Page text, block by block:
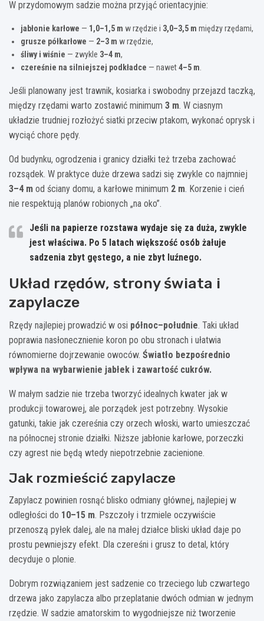
W przydomowym sadzie można przyjąć orientacyjnie:
jabłonie karłowe — 1,0–1,5 m w rzędzie i 3,0–3,5 m między rzędami,
grusze półkarłowe — 2–3 m w rzędzie,
śliwy i wiśnie — zwykle 3–4 m,
czereśnie na silniejszej podkładce — nawet4–5 m
Jeśli planowany jest trawnik, kosiarka i swobodny przejazd taczką,
między rzędami warto zostawić minimum 3 m. W ciasnym
układzie trudniej rozłożyć siatki przeciw ptakom, wykonać oprysk i
wyciąć chore pędy.
Od budynku, ogrodzenia i granicy działki też trzeba zachować
rozsądek. W praktyce duże drzewa sadzi się zwykle co najmniej
3–4 m od ściany domu, a karłowe minimum 2 m. Korzenie i cień
nie respektują planów robionych „na oko”.
Jeśli na papierze rozstawa wydaje się za duża, zwykle
jest właściwa. Po 5 latach większość osób żałuje
sadzenia zbyt gęstego, a nie zbyt luźnego.
Układ rzędów, strony świata i
zapylacze
Rzędy najlepiej prowadzić w osi północ–południe. Taki układ
poprawia nasłonecznienie koron po obu stronach i ułatwia
równomierne dojrzewanie owoców. Światło bezpośrednio
wpływa na wybarwienie jabłek i zawartość cukrów.
W małym sadzie nie trzeba tworzyć idealnych kwater jak w
produkcji towarowej, ale porządek jest potrzebny. Wysokie
gatunki, takie jak czereśnia czy orzech włoski, warto umieszczać
na północnej stronie działki. Niższe jabłonie karłowe, porzeczki
czy agrest nie będą wtedy niepotrzebnie zacienione.
Jak rozmieścić zapylacze
Zapylacz powinien rosnąć blisko odmiany głównej, najlepiej w
odległości do 10–15 m. Pszczoły i trzmiele oczywiście
przenoszą pyłek dalej, ale na małej działce bliski układ daje po
prostu pewniejszy efekt. Dla czereśni i grusz to detal, który
decyduje o plonie.
Dobrym rozwiązaniem jest sadzenie co trzeciego lub czwartego
drzewa jako zapylacza albo przeplatanie dwóch odmian w jednym
rzędzie. W sadzie amatorskim to wygodniejsze niż tworzenie